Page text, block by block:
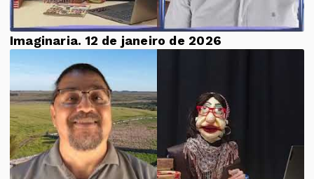
Imaginaria. 12 de janeiro de 2026